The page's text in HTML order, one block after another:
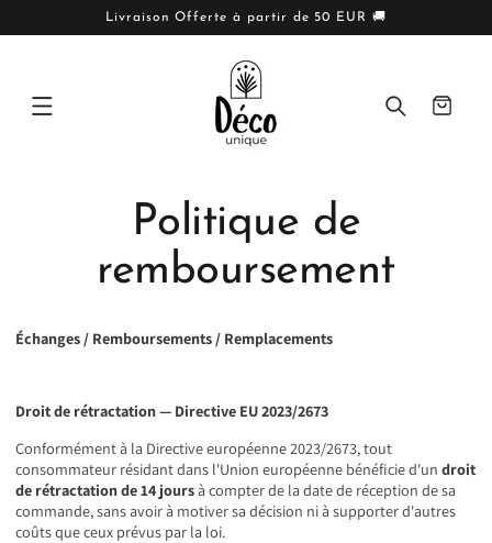
Livraison Offerte à partir de 50 EUR 🚚
Panier
Politique de
remboursement
Échanges / Remboursements / Remplacements
Droit de rétractation — Directive EU 2023/2673
Conformément à la Directive européenne 2023/2673, tout
consommateur résidant dans l'Union européenne bénéficie d'un droit
de rétractation de 14 joursà compter de la date de réception de sa
commande, sans avoir à motiver sa décision ni à supporter d'autres
coûts que ceux prévus par la loi.